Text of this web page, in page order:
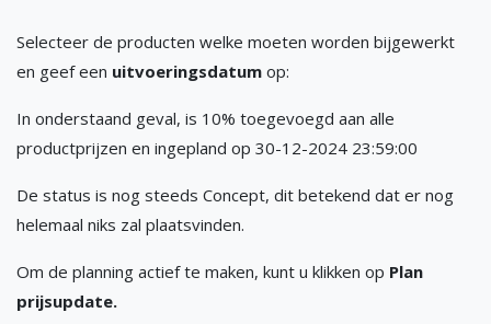
Selecteer de producten welke moeten worden bijgewerkt
en geef een uitvoeringsdatum op:
In onderstaand geval, is 10% toegevoegd aan alle
productprijzen en ingepland op 30-12-2024 23:59:00
De status is nog steeds Concept, dit betekend dat er nog
helemaal niks zal plaatsvinden.
Om de planning actief te maken, kunt u klikken op Plan
prijsupdate.